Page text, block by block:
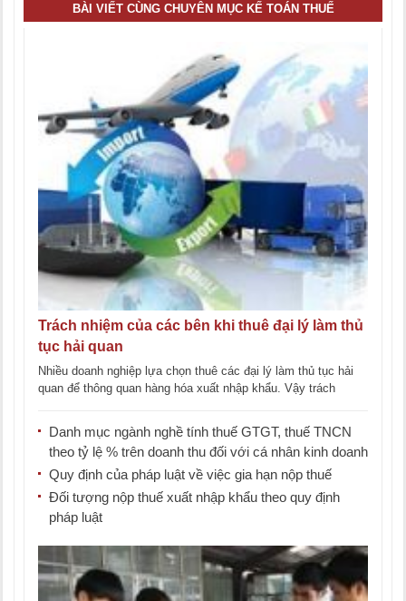
BÀI VIẾT CÙNG CHUYÊN MỤC KẾ TOÁN THUẾ
Trách nhiệm của các bên khi thuê đại lý làm thủ
tục hải quan
Nhiều doanh nghiệp lựa chọn thuê các đại lý làm thủ tục hải
quan để thông quan hàng hóa xuất nhập khẩu. Vậy trách
Danh mục ngành nghề tính thuế GTGT, thuế TNCN
theo tỷ lệ % trên doanh thu đối với cá nhân kinh doanh
Quy định của pháp luật về việc gia hạn nộp thuế
Đối tượng nộp thuế xuất nhập khẩu theo quy định
pháp luật